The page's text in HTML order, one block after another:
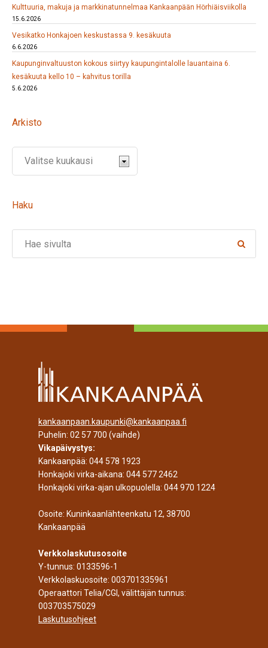
Kulttuuria, makuja ja markkinatunnelmaa Kankaanpään Hörhiäisviikolla
15.6.2026
Vesikatko Honkajoen keskustassa 9. kesäkuuta
6.6.2026
Kaupunginvaltuuston kokous siirtyy kaupungintalolle lauantaina 6.
kesäkuuta kello 10 – kahvitus torilla
5.6.2026
Arkisto
Haku
kankaanpaan.kaupunki@kankaanpaa.fi
Puhelin: 02 57 700 (vaihde)
Vikapäivystys:
Kankaanpää: 044 578 1923
Honkajoki virka-aikana: 044 577 2462
Honkajoki virka-ajan ulkopuolella: 044 970 1224
Osoite: Kuninkaanlähteenkatu 12, 38700
Kankaanpää
Verkkolaskutusosoite
Y-tunnus: 0133596-1
Verkkolaskuosoite: 003701335961
Operaattori Telia/CGI, välittäjän tunnus:
003703575029
Laskutusohjeet